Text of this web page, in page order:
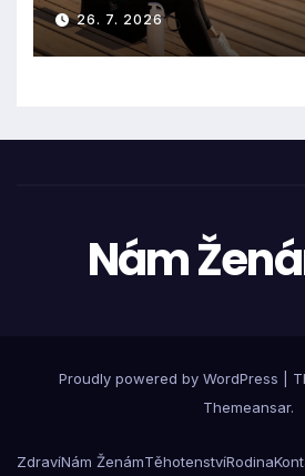
26. 7. 2026
Nám
Proudly powered by WordPress
Themeansar.
ZdravíNám ŽenámTěhotenstvíRodina